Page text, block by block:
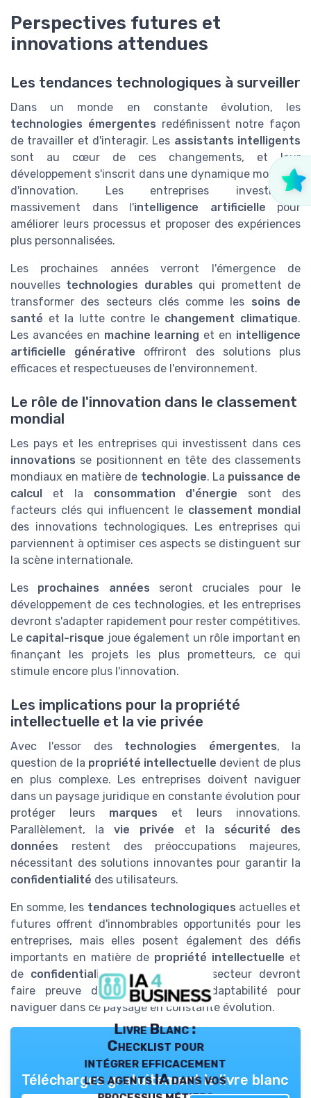
Perspectives futures et
innovations attendues
Les tendances technologiques à surveiller
Dans un monde en constante évolution, les
technologies émergentes redéfinissent notre façon
de travailler et d'interagir. Les assistants intelligents
sont au cœur de ces changements, et leur
développement s'inscrit dans une dynamique mondiale
d'innovation. Les entreprises investissent
massivement dans l'intelligence artificielle pour
améliorer leurs processus et proposer des expériences
plus personnalisées.
Les prochaines années verront l'émergence de
nouvelles technologies durables qui promettent de
transformer des secteurs clés comme les soins de
santé et la lutte contre le changement climatique.
Les avancées en machine learning et en intelligence
artificielle générative offriront des solutions plus
efficaces et respectueuses de l'environnement.
Le rôle de l'innovation dans le classement
mondial
Les pays et les entreprises qui investissent dans ces
innovations se positionnent en tête des classements
mondiaux en matière de technologie. La puissance de
calcul et la consommation d'énergie sont des
facteurs clés qui influencent le classement mondial
des innovations technologiques. Les entreprises qui
parviennent à optimiser ces aspects se distinguent sur
la scène internationale.
Les prochaines années seront cruciales pour le
développement de ces technologies, et les entreprises
devront s'adapter rapidement pour rester compétitives.
Le capital-risque joue également un rôle important en
finançant les projets les plus prometteurs, ce qui
stimule encore plus l'innovation.
Les implications pour la propriété
intellectuelle et la vie privée
Avec l'essor des technologies émergentes, la
question de la propriété intellectuelle devient de plus
en plus complexe. Les entreprises doivent naviguer
dans un paysage juridique en constante évolution pour
protéger leurs marques et leurs innovations.
Parallèlement, lavie privée et la sécurité des
données restent des préoccupations majeures,
nécessitant des solutions innovantes pour garantir la
confidentialité des utilisateurs.
En somme, les tendances technologiques actuelles et
futures offrent d'innombrables opportunités pour les
entreprises, mais elles posent également des défis
importants en matière de propriété intellectuelle et
de confidentialité. Les leaders du secteur devront
faire preuve de créativité et d'adaptabilité pour
naviguer dans ce paysage en constante évolution.
Livre Blanc :
Checklist pour
intégrer efficacement
les agents IA dans vos
Téléchargez gratuitement le livre blanc